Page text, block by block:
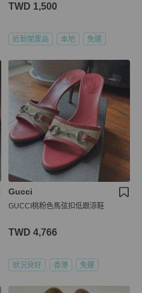
TWD 1,500
近新閒置品 本地 免運
Gucci
GUCCI桃粉色馬弦扣低跟涼鞋
TWD 4,766
狀況良好 香港 免運